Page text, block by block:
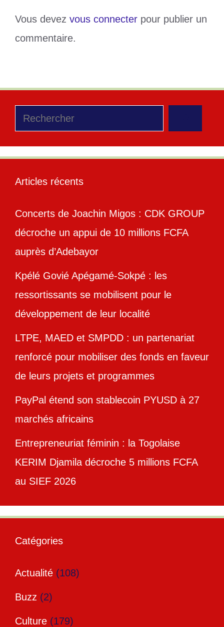
Vous devez vous connecter pour publier un
commentaire.
Rechercher
Articles récents
Concerts de Joachin Migos : CDK GROUP
décroche un appui de 10 millions FCFA
auprès d’Adebayor
Kpélé Govié Apégamé-Sokpé : les
ressortissants se mobilisent pour le
développement de leur localité
LTPE, MAED et SMPDD : un partenariat
renforcé pour mobiliser des fonds en faveur
de leurs projets et programmes
PayPal étend son stablecoin PYUSD à 27
marchés africains
Entrepreneuriat féminin : la Togolaise
KERIM Djamila décroche 5 millions FCFA
au SIEF 2026
Catégories
Actualité (108)
Buzz (2)
Culture (179)